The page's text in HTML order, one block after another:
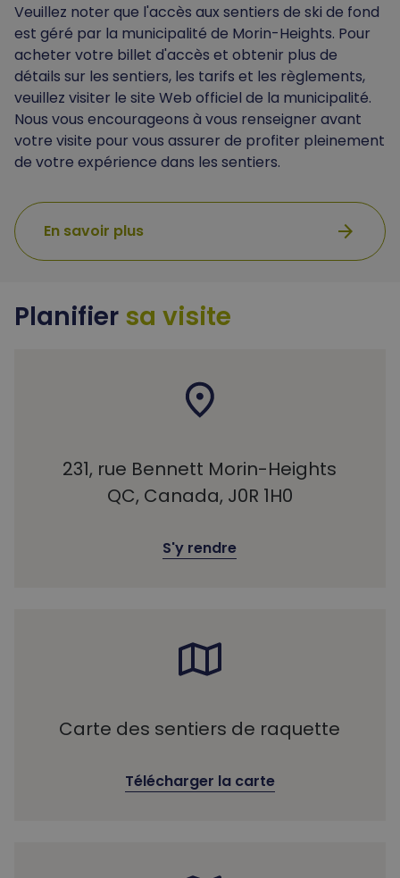
Veuillez noter que l'accès aux sentiers de ski de fond
est géré par la municipalité de Morin-Heights. Pour
acheter votre billet d'accès et obtenir plus de
détails sur les sentiers, les tarifs et les règlements,
veuillez visiter le site Web officiel de la municipalité.
Nous vous encourageons à vous renseigner avant
votre visite pour vous assurer de profiter pleinement
de votre expérience dans les sentiers.
En savoir plus arrow_forward
Planifier sa visite
231, rue Bennett Morin-Heights
QC, Canada, J0R 1H0
S'y rendre
Carte des sentiers de raquette
Télécharger la carte